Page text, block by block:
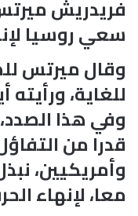
فريدريش
سعي روسيا
وقال ميرتس
للغاية،
وفي هذا
قدرا من
وأمريكيين،
معا، لإنهاء